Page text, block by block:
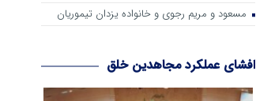
مسعود و مریم رجوی و خانواده یزدان تیموریان
افشای عملکرد مجاهدین خلق